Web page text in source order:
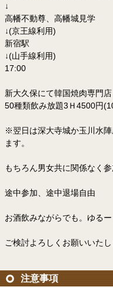
↓
高幡不動尊、高幡城見学
↓(京王線利用)
新宿駅
↓(山手線利用)
17:00
新大久保にて韓国焼肉専門
50種類飲み放題3Ｈ4500円
※翌日は深大寺城か玉川水
ます。
もちろん男女共に関係なく参
途中参加、途中退場自由
お酒飲みながらでも。ゆる
ご検討よろしくお願いいたし
注意事項